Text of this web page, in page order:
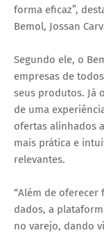
forma eficaz”,
Bemol, Jossan
Segundo ele, o
empresas de
seus produtos. Já
de uma
ofertas alinhados
mais prática e
relevantes.
“Além de oferecer
dados, a
no varejo, dando